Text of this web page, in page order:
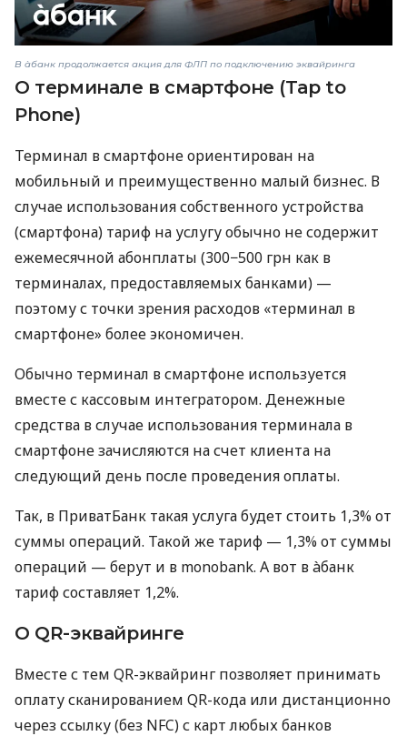
В àбанк продолжается акция для ФЛП по подключению эквайринга
О терминале в смартфоне (Tap to
Phone)
Терминал в смартфоне ориентирован на
мобильный и преимущественно малый бизнес. В
случае использования собственного устройства
(смартфона) тариф на услугу обычно не содержит
ежемесячной абонплаты (300−500 грн как в
терминалах, предоставляемых банками) —
поэтому с точки зрения расходов «терминал в
смартфоне» более экономичен.
Обычно терминал в смартфоне используется
вместе с кассовым интегратором. Денежные
средства в случае использования терминала в
смартфоне зачисляются на счет клиента на
следующий день после проведения оплаты.
Так, в ПриватБанк такая услуга будет стоить 1,3% от
суммы операций. Такой же тариф — 1,3% от суммы
операций — берут и в monobank. А вот в àбанк
тариф составляет 1,2%.
О QR-эквайринге
Вместе с тем QR-эквайринг позволяет принимать
оплату сканированием QR-кода или дистанционно
через ссылку (без NFC) с карт любых банков